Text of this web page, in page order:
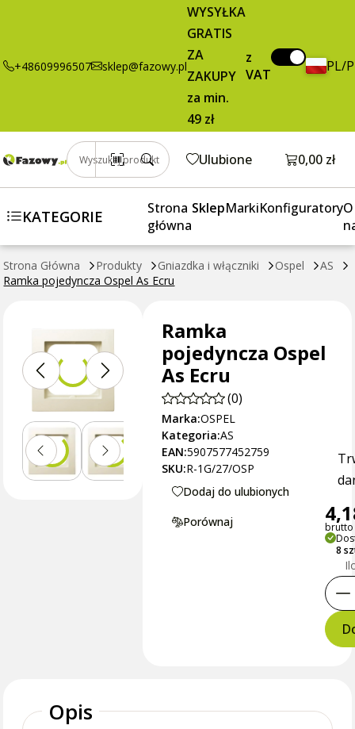
+48609996507 sklep@fazowy.pl
WYSYŁKA
GRATIS
ZA
ZAKUPY
za min.
49 zł
z
VAT
PL/
Wyszukaj produkt Ulubione Otwórz
0,00 zł
KATEGORIE
Strona
główna
SklepMarkiKonfiguratoryO
Strona Główna Produkty Gniazdka i włączniki Ospel
AS
Ramka pojedyncza Ospel As Ecru
brutto / szt. Dodaj do koszyka
Ramka
pojedyncza Ospel
As Ecru
(0)
Marka:OSPEL
Kategoria:AS
EAN:5907577452759
SKU:R-1G/27/OSP
Dodaj do ulubionych
Porównaj
brutto
8
Opis